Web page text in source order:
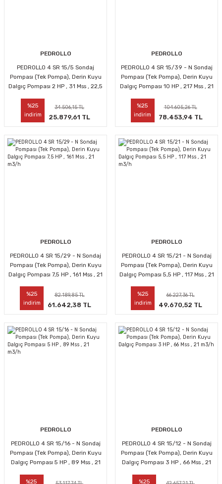
PEDROLLO
PEDROLLO 4 SR 15/5 Sondaj
Pompası (Tek Pompa), Derin Kuyu
Dalgıç Pompası 2 HP , 31 Mss , 22,5
%25
indirim
34.506,15 TL
25.879,61 TL
PEDROLLO
PEDROLLO 4 SR 15/39 - N Sondaj
Pompası (Tek Pompa), Derin Kuyu
Dalgıç Pompası 10 HP , 217 Mss , 21
%25
indirim
104.605,26 TL
78.453,94 TL
PEDROLLO
PEDROLLO 4 SR 15/29 - N Sondaj
Pompası (Tek Pompa), Derin Kuyu
Dalgıç Pompası 7,5 HP , 161 Mss , 21
%25
indirim
82.189,85 TL
61.642,38 TL
PEDROLLO
PEDROLLO 4 SR 15/21 - N Sondaj
Pompası (Tek Pompa), Derin Kuyu
Dalgıç Pompası 5,5 HP , 117 Mss , 21
%25
indirim
66.227,36 TL
49.670,52 TL
PEDROLLO
PEDROLLO 4 SR 15/16 - N Sondaj
Pompası (Tek Pompa), Derin Kuyu
Dalgıç Pompası 5 HP , 89 Mss , 21
%25
PEDROLLO
PEDROLLO 4 SR 15/12 - N Sondaj
Pompası (Tek Pompa), Derin Kuyu
Dalgıç Pompası 3 HP , 66 Mss , 21
%25